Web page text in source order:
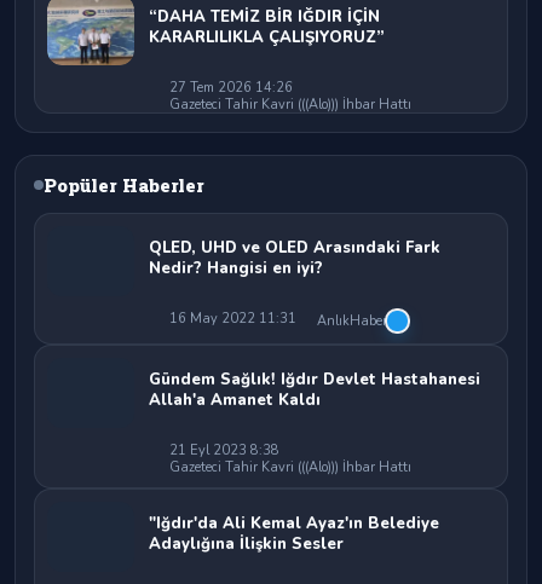
“DAHA TEMİZ BİR IĞDIR İÇİN
KARARLILIKLA ÇALIŞIYORUZ”
27 Tem 2026 14:26
Gazeteci Tahir Kavri (((Alo))) İhbar Hattı
Popüler Haberler
QLED, UHD ve OLED Arasındaki Fark
Nedir? Hangisi en iyi?
16 May 2022 11:31 AnlıkHaber
Gündem Sağlık! Iğdır Devlet Hastahanesi
Allah'a Amanet Kaldı
21 Eyl 2023 8:38
Gazeteci Tahir Kavri (((Alo))) İhbar Hattı
"Iğdır'da Ali Kemal Ayaz'ın Belediye
Adaylığına İlişkin Sesler